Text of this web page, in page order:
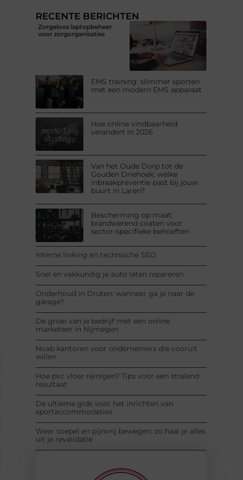
RECENTE BERICHTEN
Zorgeloos laptopbeheer
voor zorgorganisaties
EMS training: slimmer sporten
met een modern EMS apparaat
Hoe online vindbaarheid
verandert in 2026
Van het Oude Dorp tot de
Gouden Driehoek: welke
inbraakpreventie past bij jouw
buurt in Laren?
Bescherming op maat:
brandwerend coaten voor
sector-specifieke behoeften
Interne linking en technische SEO
Snel en vakkundig je auto laten repareren
Onderhoud in Druten: wanneer ga je naar de
garage?
De groei van je bedrijf met een online
marketeer in Nijmegen
Noab kantoren voor ondernemers die vooruit
willen
Hoe pvc vloer reinigen? Tips voor een stralend
resultaat
De ultieme gids voor het inrichten van
sportaccommodaties
Weer soepel en pijnvrij bewegen: zo haal je alles
uit je revalidatie